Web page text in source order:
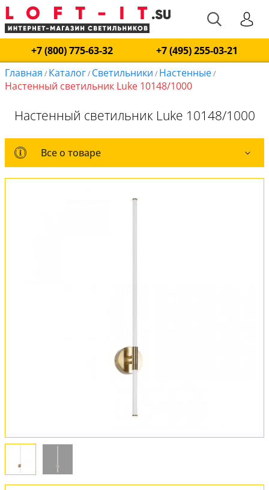
+7 (800) 775-63-32
+7 (495) 255-03-21
Главная / Каталог/ Светильники / Настенные/
Настенный светильник Luke 10148/1000
Настенный светильник Luke 10148/1000
Все о товаре
Все о товаре